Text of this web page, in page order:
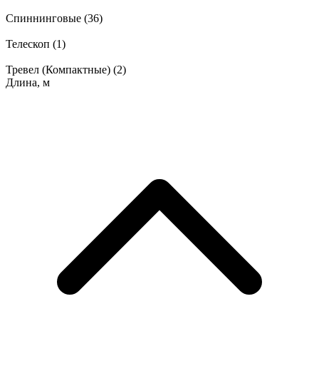
Спиннинговые (36)
Телескоп (1)
Тревел (Компактные) (2)
Длина, м